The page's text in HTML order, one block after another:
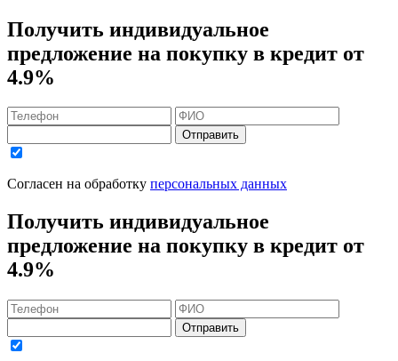
Получить индивидуальное
предложение на покупку в кредит от
4.9%
Отправить
Согласен на обработку персональных данных
Получить индивидуальное
предложение на покупку в кредит от
4.9%
Отправить